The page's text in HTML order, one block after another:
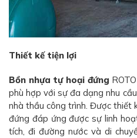
Thiết kế tiện lợi
Bồn nhựa tự hoại đứng
phù hợp với sự đa dạng nhu
nhà thầu công trình. Được thiết
đứng đáp ứng được sự linh
tích, đi đường nước và di